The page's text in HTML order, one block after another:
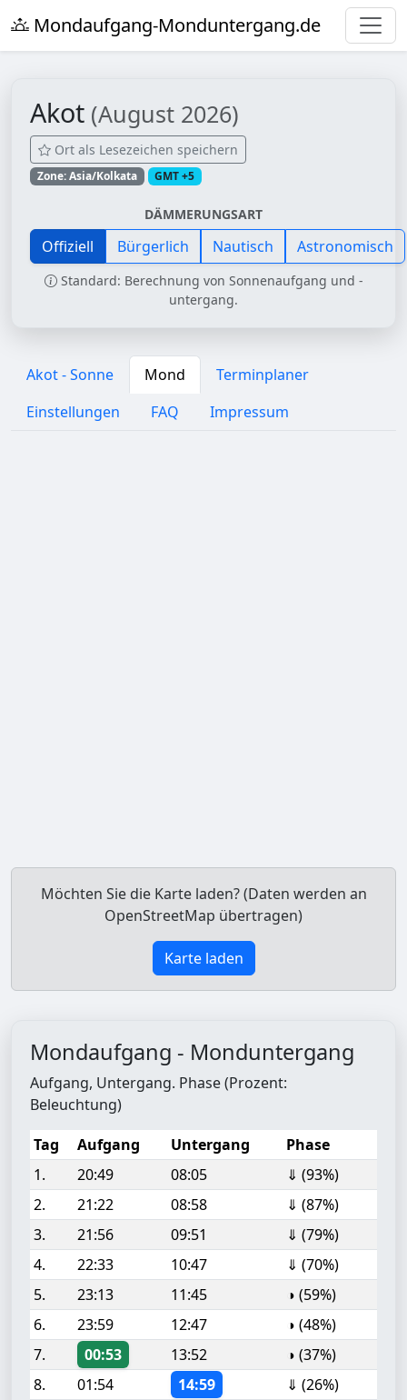
Mondaufgang-Monduntergang.de
Akot (August 2026)
Ort als Lesezeichen speichern
Zone: Asia/Kolkata GMT +5
DÄMMERUNGSART
Offiziell Bürgerlich Nautisch Astronomisch
Standard: Berechnung von Sonnenaufgang und -
untergang.
Akot - Sonne Mond
Terminplaner
Einstellungen
FAQ Impressum
Möchten Sie die Karte laden? (Daten werden an
OpenStreetMap übertragen)
Karte laden
Mondaufgang - Monduntergang
Aufgang, Untergang. Phase (Prozent:
Beleuchtung)
Tag
Aufgang Untergang
Phase
1.
20:49 08:05
⇓ (93%)
2.
21:22 08:58
⇓ (87%)
3.
21:56 09:51
⇓ (79%)
4.
22:33 10:47
⇓ (70%)
5.
23:13 11:45
◑ (59%)
6.
23:59 12:47
◑ (48%)
7.
00:53 13:52
◑ (37%)
8.
01:54 14:59
⇓ (26%)